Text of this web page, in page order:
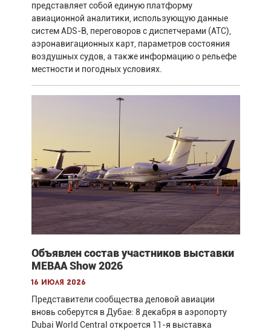
представляет собой единую платформу
авиационной аналитики, использующую данные
систем ADS-B, переговоров с диспетчерами (ATC),
аэронавигационных карт, параметров состояния
воздушных судов, а также информацию о рельефе
местности и погодных условиях.
Объявлен состав участников выставки
MEBAA Show 2026
16 июля 2026
Представители сообщества деловой авиации
вновь соберутся в Дубае: 8 декабря в аэропорту
Dubai World Central откроется 11-я выставка